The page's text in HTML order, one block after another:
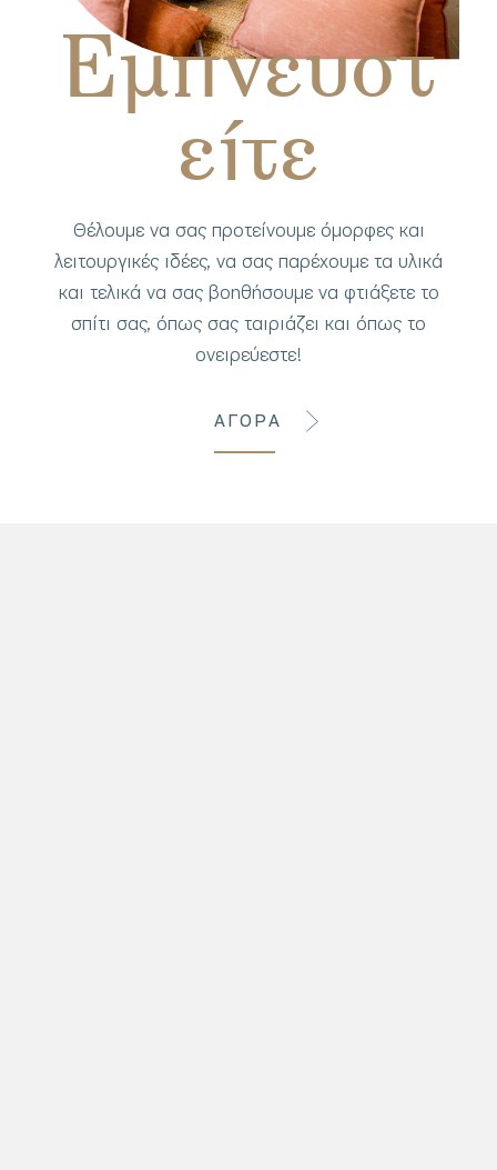
Εμπνευστ
είτε
Θέλουμε να σας προτείνουμε όμορφες και
λειτουργικές ιδέες, να σας παρέχουμε τα υλικά
και τελικά να σας βοηθήσουμε να φτιάξετε το
σπίτι σας, όπως σας ταιριάζει και όπως το
ονειρεύεστε!
ΑΓΟΡΑ